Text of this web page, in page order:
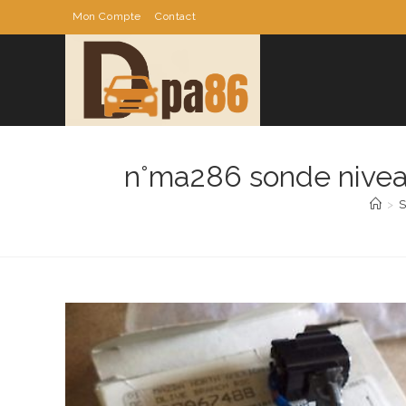
to
Mon Compte Contact
n°ma286 sonde
>